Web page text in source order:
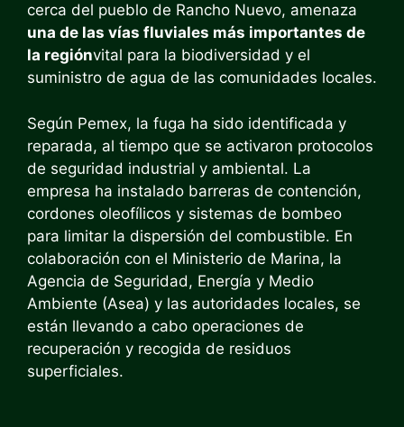
cerca del pueblo de Rancho Nuevo, amenaza
una de las vías fluviales más importantes de
la regiónvital para la biodiversidad y el
suministro de agua de las comunidades locales.
Según Pemex, la fuga ha sido identificada y
reparada, al tiempo que se activaron protocolos
de seguridad industrial y ambiental. La
empresa ha instalado barreras de contención,
cordones oleofílicos y sistemas de bombeo
para limitar la dispersión del combustible. En
colaboración con el Ministerio de Marina, la
Agencia de Seguridad, Energía y Medio
Ambiente (Asea) y las autoridades locales, se
están llevando a cabo operaciones de
recuperación y recogida de residuos
superficiales.